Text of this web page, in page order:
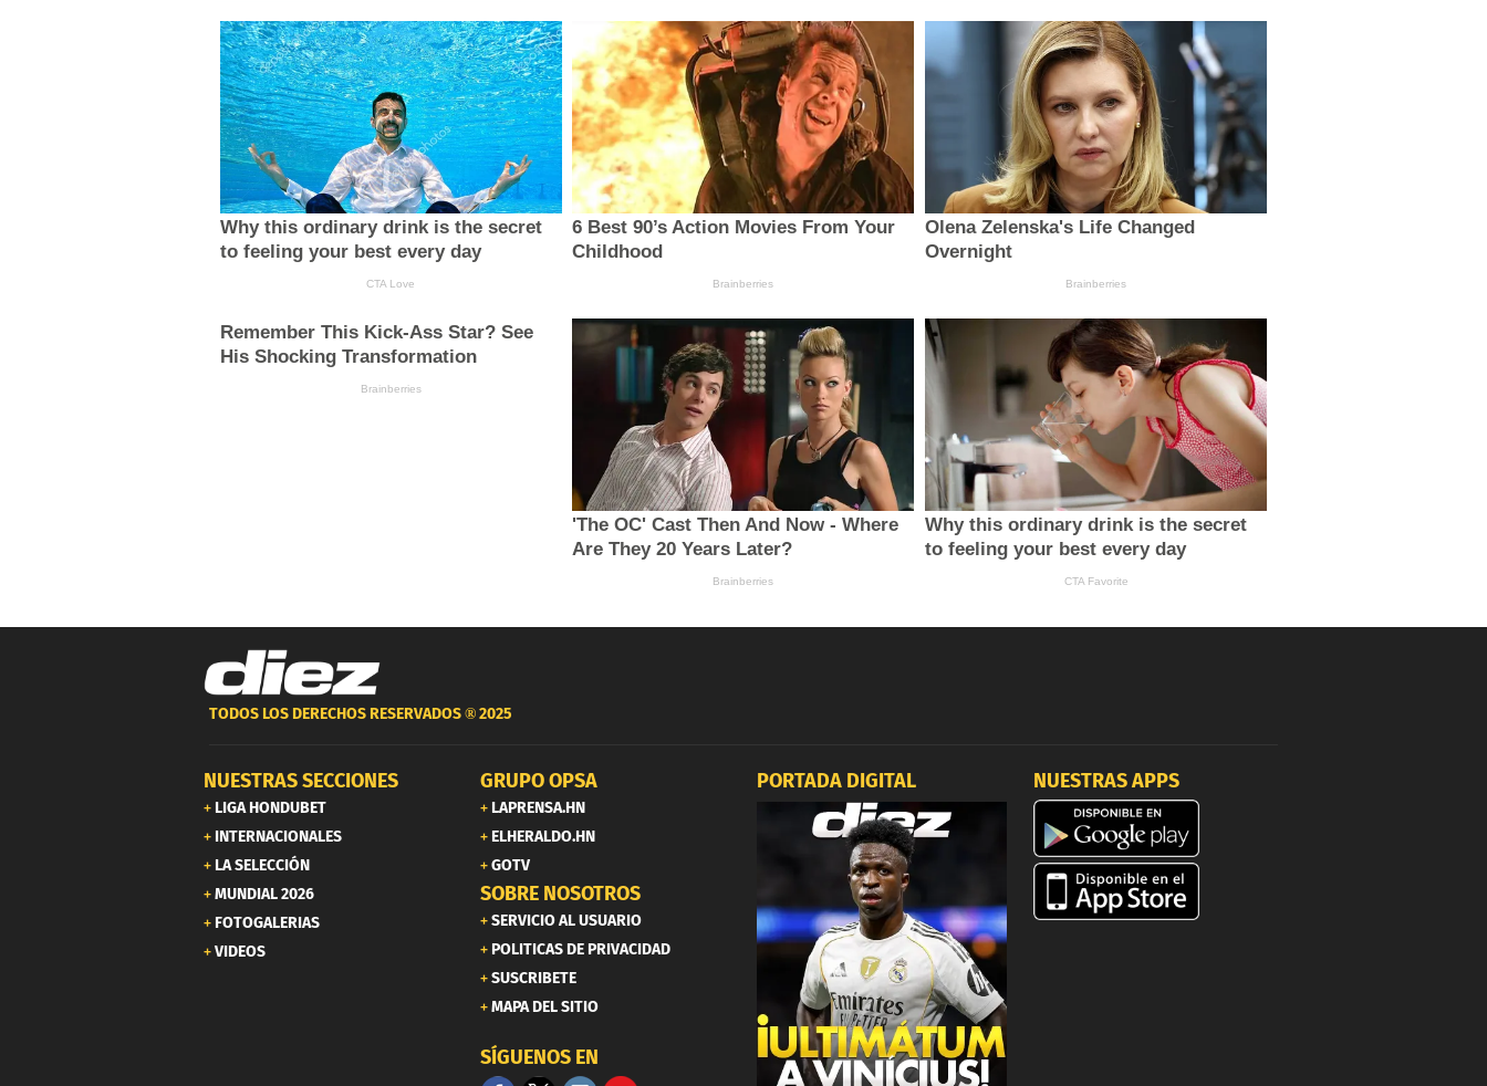
TODOS LOS DERECHOS RESERVADOS ®2025
NUESTRAS SECCIONES
LIGA HONDUBET
INTERNACIONALES
LA SELECCIÓN
MUNDIAL 2026
FOTOGALERIAS
VIDEOS
GRUPO OPSA
LAPRENSA.HN
ELHERALDO.HN
GOTV
SOBRE NOSOTROS
SERVICIO AL USUARIO
POLITICAS DE PRIVACIDAD
SUSCRIBETE
MAPA DEL SITIO
SÍGUENOS EN
PORTADA DIGITAL NUESTRAS APPS